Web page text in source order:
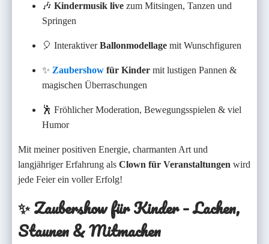
🎶 Kindermusik live zum Mitsingen, Tanzen und
Springen
🎈 InteraktiverBallonmodellage mit Wunschfiguren
✨ Zaubershow für Kinder mit lustigen Pannen &
magischen Überraschungen
🕺 Fröhlicher Moderation, Bewegungsspielen & viel
Humor
Mit meiner positiven Energie, charmanten Art und
langjähriger Erfahrung als Clown für Veranstaltungen wird
jede Feier ein voller Erfolg!
✨Zaubershow für Kinder – Lachen,
Staunen & Mitmachen